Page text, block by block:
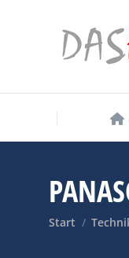
Sie
Start